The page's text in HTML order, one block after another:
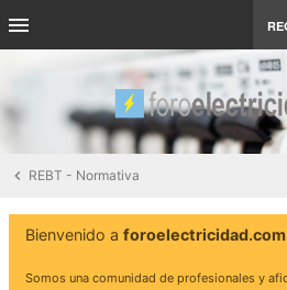
REBT - Normativa
Bienvenido a foroelectricidad.com
Somos una comunidad de profesionales y